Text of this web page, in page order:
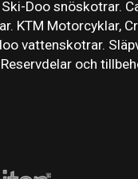
Doo snöskotrar.
KTM Motorcyklar,
vattenskotrar.
och